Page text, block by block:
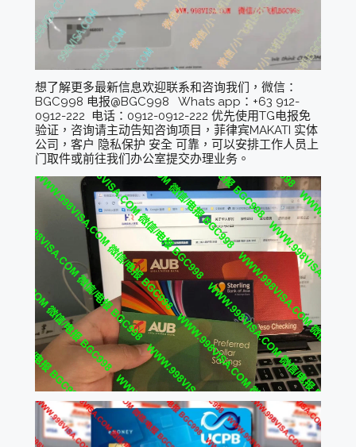
想了解更多最新信息欢迎联系和咨询我们，微信：
BGC998 电报@BGC998 Whats app：+63 912-
0912-222 电话：0912-0912-222 优先使用TG电报免
验证，咨询请主动告知咨询项目，菲律宾MAKATI 实体
公司，客户 隐私保护 安全 可靠，可以安排工作人员上
门取件或前往我们办公室提交办理业务。